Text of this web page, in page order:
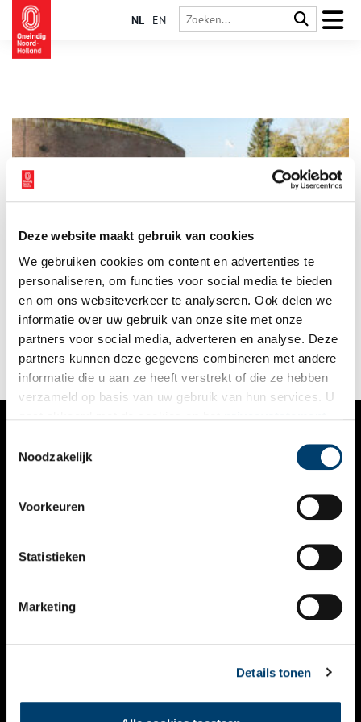
Deze website maakt gebruik van cookies
We gebruiken cookies om content en advertenties te
personaliseren, om functies voor social media te bieden
en om ons websiteverkeer te analyseren. Ook delen we
informatie over uw gebruik van onze site met onze
partners voor social media, adverteren en analyse. Deze
partners kunnen deze gegevens combineren met andere
informatie die u aan ze heeft verstrekt of die ze hebben
verzameld op basis van uw gebruik van hun services. U
Noodzakelijk
Voorkeuren
Statistieken
Marketing
Details tonen
NL EN
Fort aan de Ossenmarkt is een torenfort dat onderdeel van de
Vesting Weesp is en daarmee deel uitmaakte van de Nieuwe
Hollandse Waterlinie en de Stelling van Amsterdam. Het fort
verdedigde de Vechtoevers en de spoorweg Amsterdam-
Amersfoort.
VERHALEN
KALENDER
THEMA’S
VIDEO’S
CONTACT